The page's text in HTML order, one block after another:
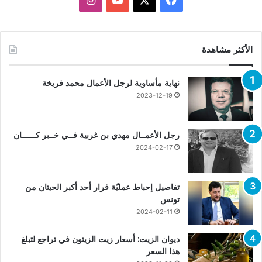
الأكثر مشاهدة
نهاية مأساوية لرجل الأعمال محمد فريخة
2023-12-19
رجل الأعمــال مهدي بن غربية فــي خــبر كــــــان
2024-02-17
تفاصيل إحباط عمليّة فرار أحد أكبر الحيتان من
تونس
2024-02-11
ديوان الزيت: أسعار زيت الزيتون في تراجع لتبلغ
هذا السعر